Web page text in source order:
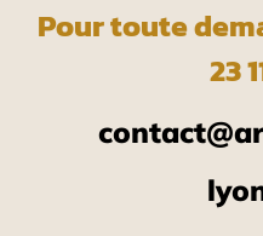
Pour toute
23